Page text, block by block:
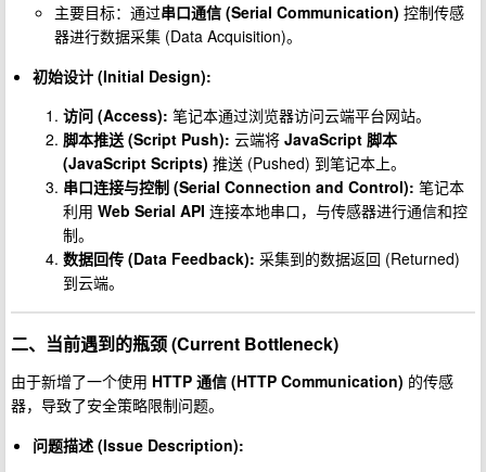
主要目标：通过串口通信 (Serial Communication) 控制传感
器进行数据采集 (Data Acquisition)。
初始设计 (Initial Design):
访问 (Access): 笔记本通过浏览器访问云端平台网站。
脚本推送 (Script Push): 云端将 JavaScript 脚本
(JavaScript Scripts) 推送 (Pushed) 到笔记本上。
串口连接与控制 (Serial Connection and Control): 笔记本
利用 Web Serial API 连接本地串口，与传感器进行通信和控
制。
数据回传 (Data Feedback): 采集到的数据返回 (Returned)
到云端。
二、当前遇到的瓶颈 (Current Bottleneck)
由于新增了一个使用 HTTP 通信 (HTTP Communication) 的传感
器，导致了安全策略限制问题。
问题描述 (Issue Description):